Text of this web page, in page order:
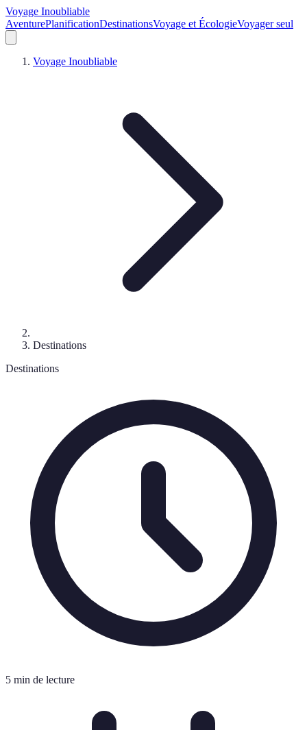
Voyage Inoubliable
AventurePlanificationDestinationsVoyage et ÉcologieVoyager seul
Voyage Inoubliable
Destinations
Destinations
5 min de lecture